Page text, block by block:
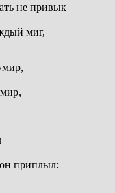
не привык
миг,
приплыл: